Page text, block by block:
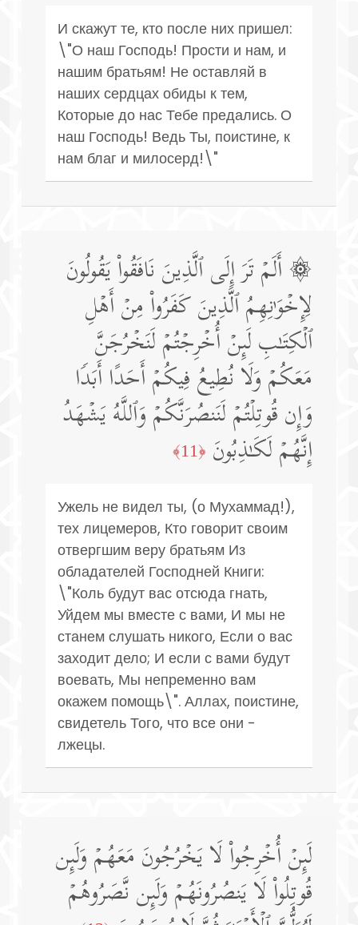
И скажут те, кто после них пришел:
\"О наш Господь! Прости и нам, и
нашим братьям! Не оставляй в
наших сердцах обиды к тем,
Которые до нас Тебе предались. О
наш Господь! Ведь Ты, поистине, к
нам благ и милосерд!\"
۞ أَلَمۡ تَرَ إِلَى ٱلَّذِینَ نَافَقُوا۟ یَقُولُونَ
لِإِخۡوَ ٰ⁠نِهِمُ ٱلَّذِینَ كَفَرُوا۟ مِنۡ أَهۡلِ
ٱلۡكِتَـٰبِ لَىِٕنۡ أُخۡرِجۡتُمۡ لَنَخۡرُجَنَّ
مَعَكُمۡ وَلَا نُطِیعُ فِیكُمۡ أَحَدًا أَبَدࣰا
وَإِن قُوتِلۡتُمۡ لَنَنصُرَنَّكُمۡ وَٱللَّهُ یَشۡهَدُ
إِنَّهُمۡ لَكَـٰذِبُونَ ﴿11﴾
Ужель не видел ты, (о Мухаммад!),
тех лицемеров, Кто говорит своим
отвергшим веру братьям Из
обладателей Господней Книги:
\"Коль будут вас отсюда гнать,
Уйдем мы вместе с вами, И мы не
станем слушать никого, Если о вас
заходит дело; И если с вами будут
воевать, Мы непременно вам
окажем помощь\". Аллах, поистине,
свидетель Того, что все они -
лжецы.
لَىِٕنۡ أُخۡرِجُوا۟ لَا یَخۡرُجُونَ مَعَهُمۡ وَلَىِٕن
قُوتِلُوا۟ لَا یَنصُرُونَهُمۡ وَلَىِٕن نَّصَرُوهُمۡ